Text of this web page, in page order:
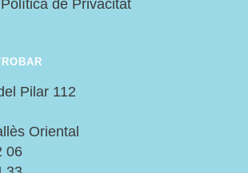
Política de Privacitat
Pilar 112
Oriental
06